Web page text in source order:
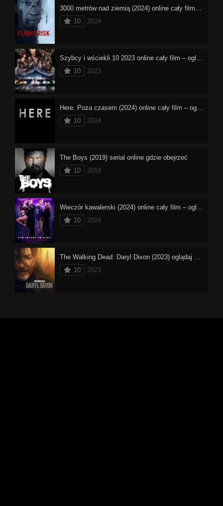
3000 metrów nad ziemią (2024) online cały film – oglądaj
10
2024
Szybcy i wściekli 10 2023 online cały film – oglądaj
10
2023
Here. Poza czasem (2024) online cały film – oglądaj
10
2024
The Boys (2019) serial online gdzie obejrzeć
10
2019
Wieczór kawalerski (2024) online cały film – oglądaj
10
2024
The Walking Dead: Daryl Dixon (2023) oglądaj online
10
2023